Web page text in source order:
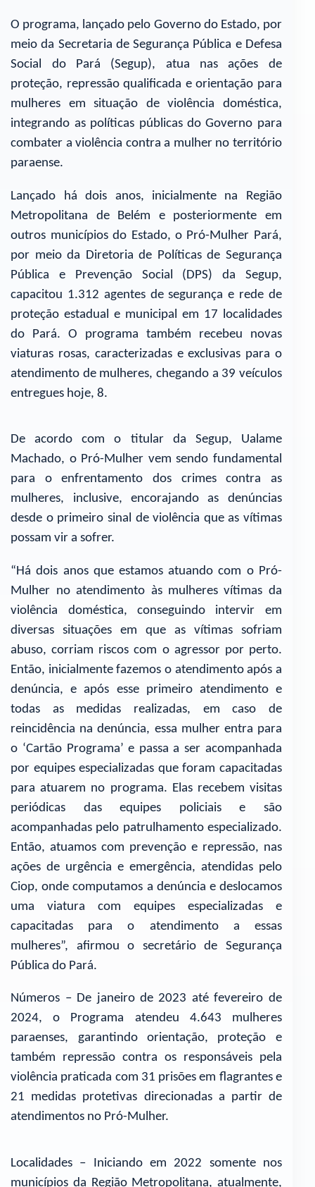
O programa, lançado pelo Governo do Estado, por
meio da Secretaria de Segurança Pública e Defesa
Social do Pará (Segup), atua nas ações de
proteção, repressão qualificada e orientação para
mulheres em situação de violência doméstica,
integrando as políticas públicas do Governo para
combater a violência contra a mulher no território
paraense.
Lançado há dois anos, inicialmente na Região
Metropolitana de Belém e posteriormente em
outros municípios do Estado, o Pró-Mulher Pará,
por meio da Diretoria de Políticas de Segurança
Pública e Prevenção Social (DPS) da Segup,
capacitou 1.312 agentes de segurança e rede de
proteção estadual e municipal em 17 localidades
do Pará. O programa também recebeu novas
viaturas rosas, caracterizadas e exclusivas para o
atendimento de mulheres, chegando a 39 veículos
entregues hoje, 8.
De acordo com o titular da Segup, Ualame
Machado, o Pró-Mulher vem sendo fundamental
para o enfrentamento dos crimes contra as
mulheres, inclusive, encorajando as denúncias
desde o primeiro sinal de violência que as vítimas
possam vir a sofrer.
“Há dois anos que estamos atuando com o Pró-
Mulher no atendimento às mulheres vítimas da
violência doméstica, conseguindo intervir em
diversas situações em que as vítimas sofriam
abuso, corriam riscos com o agressor por perto.
Então, inicialmente fazemos o atendimento após a
denúncia, e após esse primeiro atendimento e
todas as medidas realizadas, em caso de
reincidência na denúncia, essa mulher entra para
o ‘Cartão Programa’ e passa a ser acompanhada
por equipes especializadas que foram capacitadas
para atuarem no programa. Elas recebem visitas
periódicas das equipes policiais e são
acompanhadas pelo patrulhamento especializado.
Então, atuamos com prevenção e repressão, nas
ações de urgência e emergência, atendidas pelo
Ciop, onde computamos a denúncia e deslocamos
uma viatura com equipes especializadas e
capacitadas para o atendimento a essas
mulheres”, afirmou o secretário de Segurança
Pública do Pará.
Números – De janeiro de 2023 até fevereiro de
2024, o Programa atendeu 4.643 mulheres
paraenses, garantindo orientação, proteção e
também repressão contra os responsáveis pela
violência praticada com 31 prisões em flagrantes e
21 medidas protetivas direcionadas a partir de
atendimentos no Pró-Mulher.
Localidades – Iniciando em 2022 somente nos
municípios da Região Metropolitana, atualmente,